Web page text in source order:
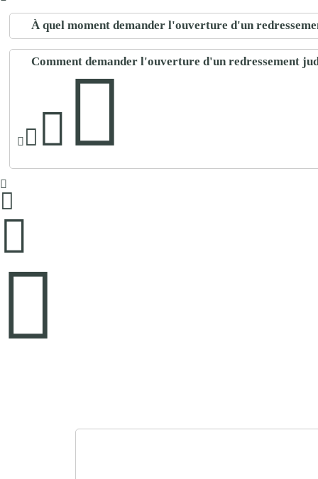
À quel moment demander l'ouverture d'un
Comment demander l'ouverture d'un redressement